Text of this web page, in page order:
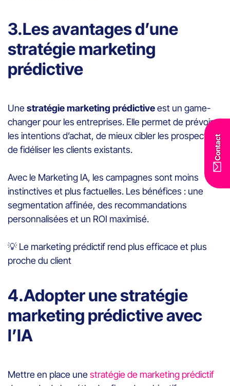
Contact
3.Les avantages d’une
stratégie marketing
prédictive
Unestratégie marketing prédictiveest un game-
changer pour les entreprises. Elle permet de prévoir
les intentions d’achat, de mieux cibler les prospects et
de fidéliser les clients existants.
Avec le Marketing IA, les campagnes sont moins
instinctives et plus factuelles. Les bénéfices : une
segmentation affinée, des recommandations
personnalisées et un ROI maximisé.
💡 Le marketing prédictif rend plus efficace et plus
proche du client
4.Adopter une stratégie
marketing prédictive avec
l’IA
Mettre en place unestratégie de marketing prédictif